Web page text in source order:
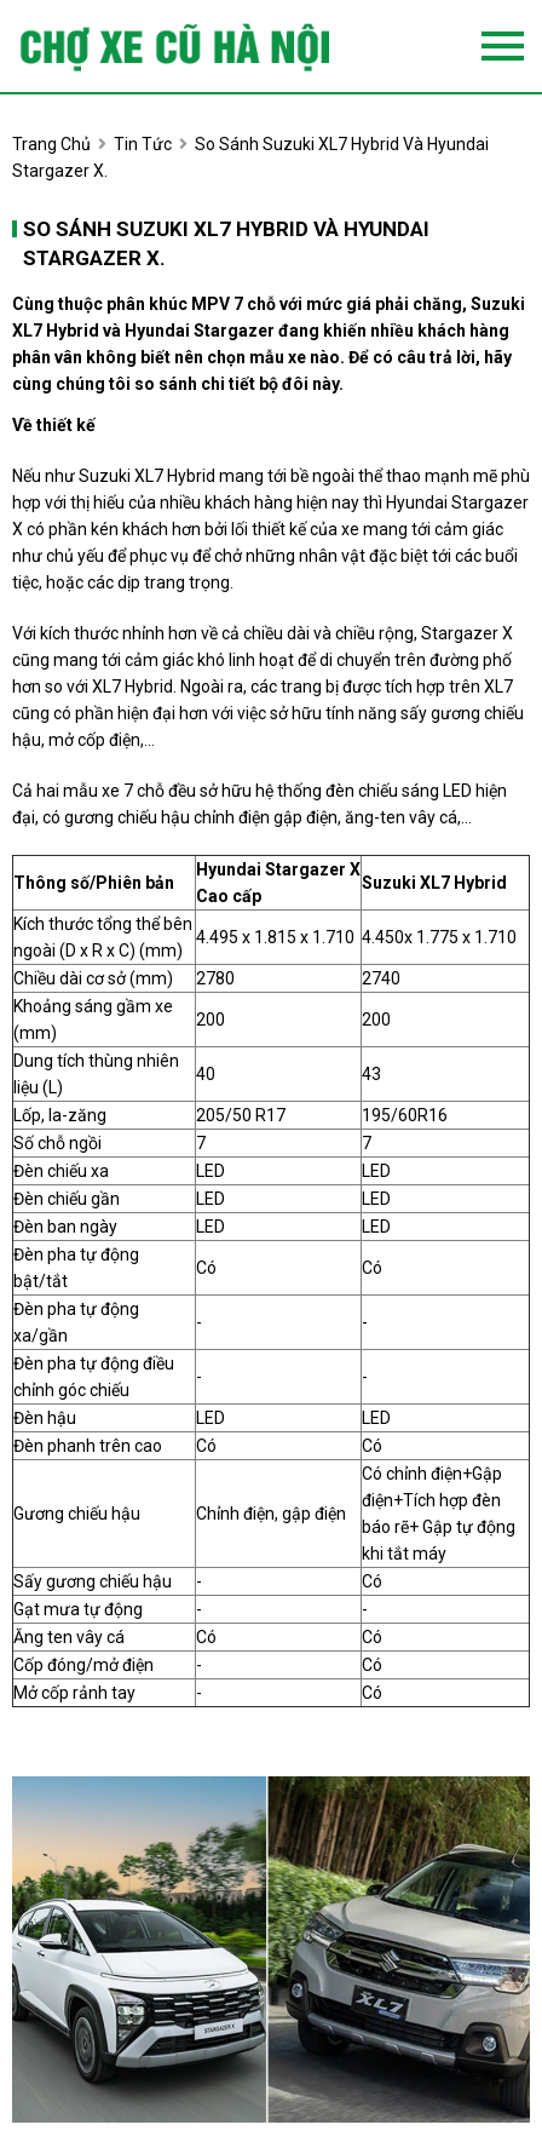
Trang Chủ Tin Tức
So Sánh Suzuki XL7 Hybrid Và Hyundai
Stargazer X.
SO SÁNH SUZUKI XL7 HYBRID VÀ HYUNDAI
STARGAZER X.
Cùng thuộc phân khúc MPV 7 chỗ với mức giá phải chăng, Suzuki
XL7 Hybrid và Hyundai Stargazer đang khiến nhiều khách hàng
phân vân không biết nên chọn mẫu xe nào. Để có câu trả lời, hãy
cùng chúng tôi so sánh chi tiết bộ đôi này.
Về thiết kế
Nếu như Suzuki XL7 Hybrid mang tới bề ngoài thể thao mạnh mẽ phù
hợp với thị hiếu của nhiều khách hàng hiện nay thì Hyundai Stargazer
X có phần kén khách hơn bởi lối thiết kế của xe mang tới cảm giác
như chủ yếu để phục vụ để chở những nhân vật đặc biệt tới các buổi
tiệc, hoặc các dịp trang trọng.
Với kích thước nhỉnh hơn về cả chiều dài và chiều rộng, Stargazer X
cũng mang tới cảm giác khó linh hoạt để di chuyển trên đường phố
hơn so với XL7 Hybrid. Ngoài ra, các trang bị được tích hợp trên XL7
cũng có phần hiện đại hơn với việc sở hữu tính năng sấy gương chiếu
hậu, mở cốp điện,...
Cả hai mẫu xe 7 chỗ đều sở hữu hệ thống đèn chiếu sáng LED hiện
đại, có gương chiếu hậu chỉnh điện gập điện, ăng-ten vây cá,...
Thông số/Phiên bản
Hyundai Stargazer X
Cao cấp
Suzuki XL7 Hybrid
Kích thước tổng thể bên
ngoài (D x R x C) (mm)
4.495 x 1.815 x 1.710 4.450x 1.775 x 1.710
Chiều dài cơ sở (mm) 2780
2740
Khoảng sáng gầm xe
(mm)
200 200
Dung tích thùng nhiên
liệu (L)
40 43
Lốp, la-zăng 205/50 R17
195/60R16
Số chỗ ngồi
7
7
Đèn chiếu xa
LED
LED
Đèn chiếu gần
LED
LED
Đèn ban ngày
LED
LED
Đèn pha tự động
bật/tắt
Có Có
Đèn pha tự động
xa/gần
- -
Đèn pha tự động điều
chỉnh góc chiếu
- -
Đèn hậu LED
LED
Đèn phanh trên cao
Có Có
Gương chiếu hậu Chỉnh điện, gập điện
Có chỉnh điện+Gập
điện+Tích hợp đèn
báo rẽ+ Gập tự động
khi tắt máy
Sấy gương chiếu hậu
-
Có
Gạt mưa tự động
-
-
Ăng ten vây cá
Có
Có
Cốp đóng/mở điện
-
Có
Mở cốp rảnh tay
- Có